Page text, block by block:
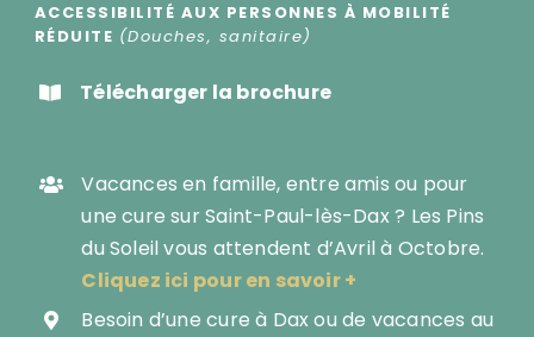
ACCESSIBILITÉ AUX PERSONNES À MOBILITÉ
RÉDUITE (Douches, sanitaire)
Télécharger la brochure
Vacances en famille, entre amis ou pour
une cure sur Saint-Paul-lès-Dax ? Les Pins
du Soleil vous attendent d’Avril à Octobre.
Cliquez ici pour en savoir +
Besoin d’une cure à Dax ou de vacances au